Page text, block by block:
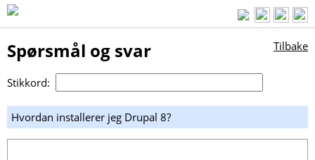
Spørsmål og svar Tilbake
Stikkord:
Hvordan installerer jeg Drupal 8?